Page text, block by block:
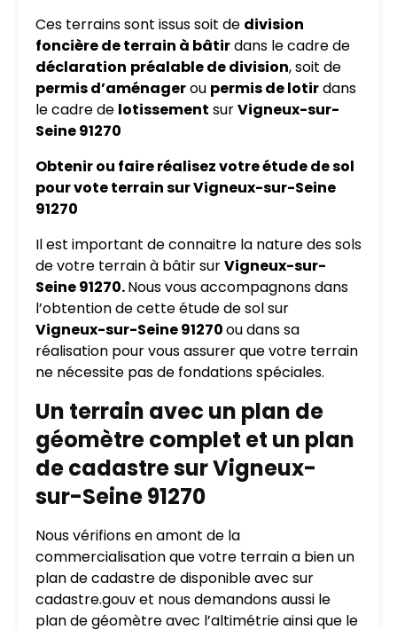
Ces terrains sont issus soit de division
foncière de terrain à bâtirdans le cadre de
déclaration préalable de division, soit de
permis d’aménagerou permis de lotirdans
le cadre de lotissement surVigneux-sur-
Seine 91270
Obtenir ou faire réalisez votre étude de sol
pour vote terrain sur Vigneux-sur-Seine
91270
Il est important de connaitre la nature des sols
de votre terrain à bâtir surVigneux-sur-
Seine 91270.Nous vous accompagnons dans
l’obtention de cette étude de sol sur
Vigneux-sur-Seine 91270ou dans sa
réalisation pour vous assurer que votre terrain
ne nécessite pas de fondations spéciales.
Un terrain avec un plan de
géomètre complet et un plan
de cadastre sur Vigneux-
sur-Seine 91270
Nous vérifions en amont de la
commercialisation que votre terrain a bien un
plan de cadastre de disponible avec sur
cadastre.gouv et nous demandons aussi le
plan de géomètre avec l’altimétrie ainsi que le